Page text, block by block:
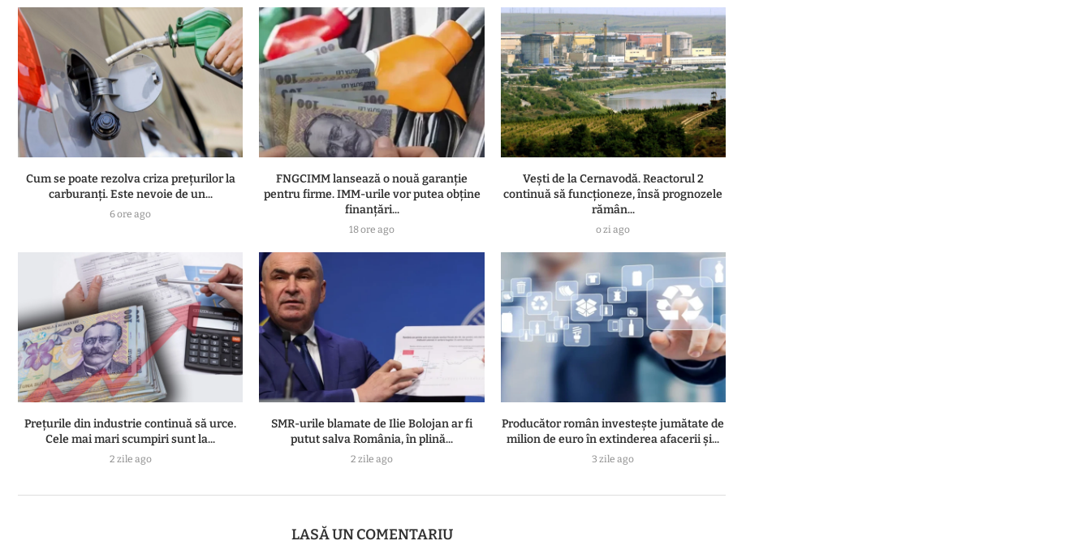
Cum se poate rezolva criza prețurilor la
carburanți. Este nevoie de un...
6 ore ago
FNGCIMM lansează o nouă garanție
pentru firme. IMM-urile vor putea obține
finanțări...
18 ore ago
Vești de la Cernavodă. Reactorul 2
continuă să funcționeze, însă prognozele
rămân...
o zi ago
Prețurile din industrie continuă să urce.
Cele mai mari scumpiri sunt la...
2 zile ago
SMR-urile blamate de Ilie Bolojan ar fi
putut salva România, în plină...
2 zile ago
Producător român investește jumătate de
milion de euro în extinderea afacerii și...
3 zile ago
LASĂ UN COMENTARIU